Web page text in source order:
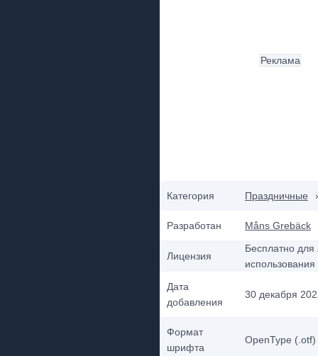
Категория Праздничные ›
Разработан Måns Grebäck
Лицензия
Бесплатно для
использования
Дата
добавления
30 декабря
Формат
шрифта
OpenType (.otf)
Реклама